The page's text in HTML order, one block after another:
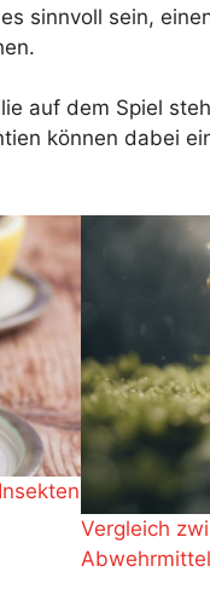
sinnvoll sein,
auf dem Spiel
können dabei
Vergleich